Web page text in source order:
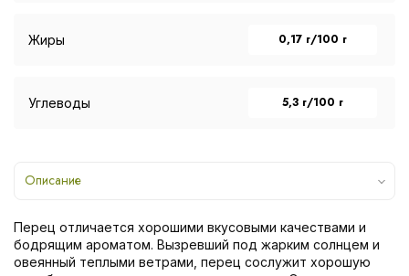
Жиры 0,17 г/100 г
Углеводы 5,3 г/100 г
Описание
Перец отличается хорошими вкусовыми качествами и
бодрящим ароматом. Вызревший под жарким солнцем и
овеянный теплыми ветрами, перец сослужит хорошую